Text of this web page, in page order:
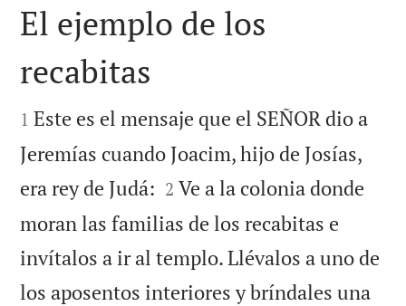

El ejemplo de los
recabitas

1 Este es el mensaje que el SEÑOR dio a
Jeremías cuando Joacim, hijo de Josías,
era rey de Judá: 

2 Ve a la colonia donde
moran las familias de los recabitas e
invítalos a ir al templo. Llévalos a uno de
los aposentos interiores y bríndales una